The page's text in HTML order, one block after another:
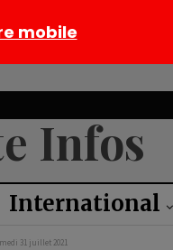
International
31 juillet 2021
mobile